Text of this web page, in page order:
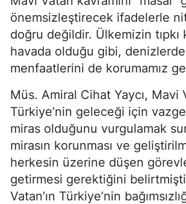
önemsizleştirecek ifadelerle
doğru değildir. Ülkemizin tıpkı
havada olduğu gibi,
menfaatlerini de korumamız
Müs. Amiral Cihat Yaycı, Mavi
Türkiye’nin geleceği için
miras olduğunu vurgulamak
mirasın korunması ve
herkesin üzerine düşen
getirmesi gerektiğini
Vatan’ın Türkiye’nin